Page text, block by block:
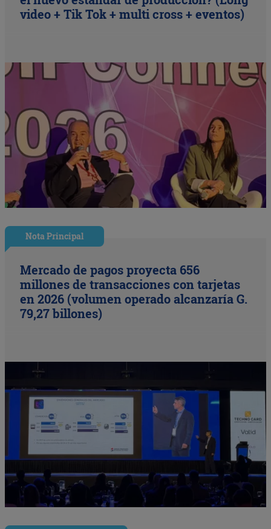
video + Tik Tok + multi cross + eventos)
Nota Principal
Mercado de pagos proyecta 656
millones de transacciones con tarjetas
en 2026 (volumen operado alcanzaría G.
79,27 billones)